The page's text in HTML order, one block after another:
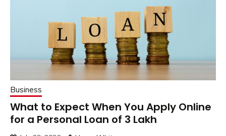
Business
What to Expect When You Apply Online
for a Personal Loan of 3 Lakh